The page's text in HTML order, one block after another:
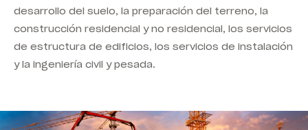
desarrollo del suelo, la preparación del terreno, la
construcción residencial y no residencial, los servicios
de estructura de edificios, los servicios de instalación
y la ingeniería civil y pesada.